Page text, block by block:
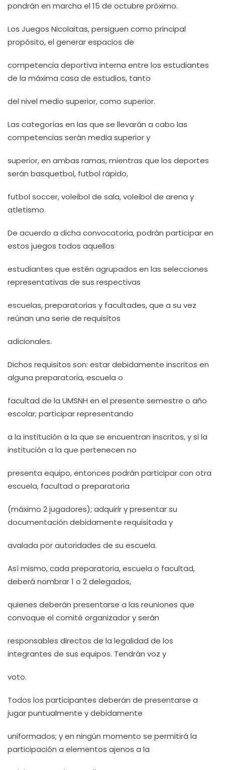
pondrán en marcha el 15 de octubre próximo.
Los Juegos Nicolaitas, persiguen como principal
propósito, el generar espacios de
competencia deportiva interna entre los estudiantes
de la máxima casa de estudios, tanto
del nivel medio superior, como superior.
Las categorías en las que se llevarán a cabo las
competencias serán media superior y
superior, en ambas ramas, mientras que los deportes
serán basquetbol, futbol rápido,
futbol soccer, voleibol de sala, voleibol de arena y
atletismo.
De acuerdo a dicha convocatoria, podrán participar en
estos juegos todos aquellos
estudiantes que estén agrupados en las selecciones
representativas de sus respectivas
escuelas, preparatorias y facultades, que a su vez
reúnan una serie de requisitos
adicionales.
Dichos requisitos son: estar debidamente inscritos en
alguna preparatoria, escuela o
facultad de la UMSNH en el presente semestre o año
escolar; participar representando
a la institución a la que se encuentran inscritos, y si la
institución a la que pertenecen no
presenta equipo, entonces podrán participar con otra
escuela, facultad o preparatoria
(máximo 2 jugadores); adquirir y presentar su
documentación debidamente requisitada y
avalada por autoridades de su escuela.
Así mismo, cada preparatoria, escuela o facultad,
deberá nombrar 1 o 2 delegados,
quienes deberán presentarse a las reuniones que
convoque el comité organizador y serán
responsables directos de la legalidad de los
integrantes de sus equipos. Tendrán voz y
voto.
Todos los participantes deberán de presentarse a
jugar puntualmente y debidamente
uniformados; y en ningún momento se permitirá la
participación a elementos ajenos a la